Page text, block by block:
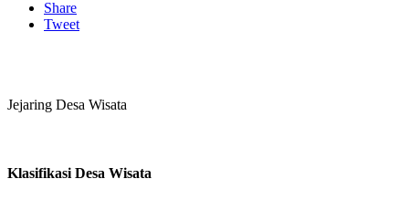
Share
Tweet
Jejaring Desa Wisata
Klasifikasi Desa Wisata